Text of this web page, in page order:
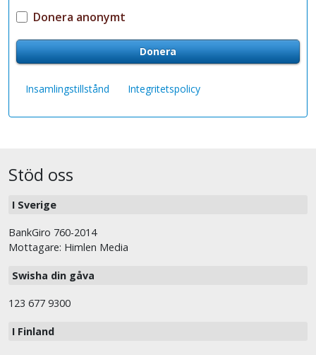
Donera anonymt
Donera
Insamlingstillstånd Integritetspolicy
Stöd oss
I Sverige
BankGiro 760-2014
Mottagare: Himlen Media
Swisha din gåva
123 677 9300
I Finland